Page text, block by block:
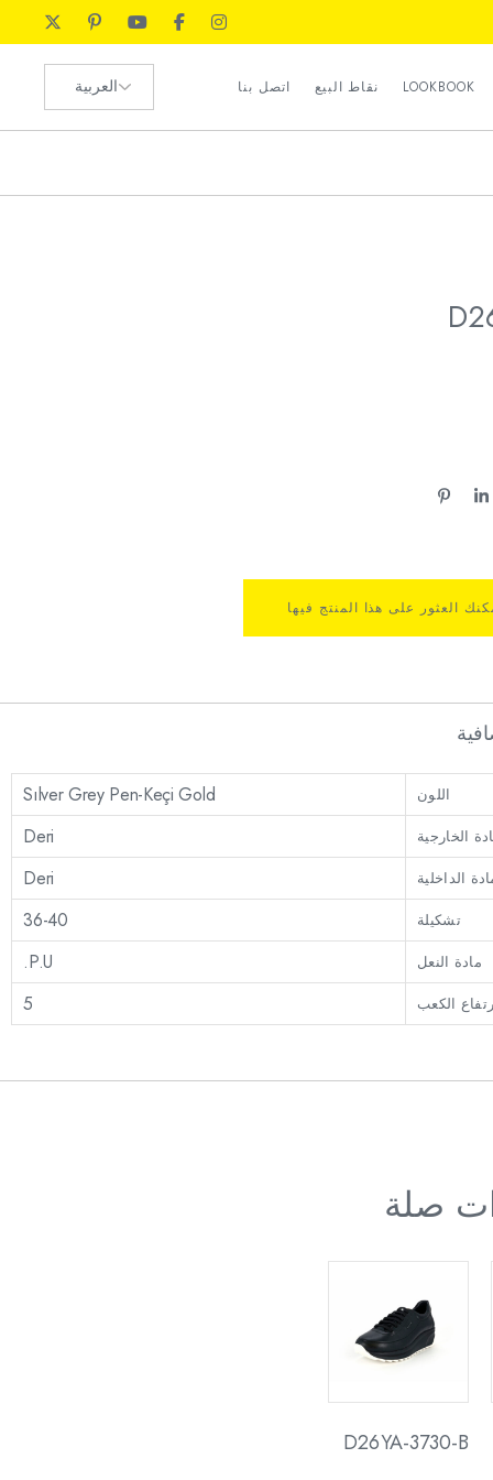
LOOKBOOK نقاط البيع اتصل بنا
اختر
رضا العملاء
الموارد البشرية
العثور على هذا المنتج فيها
اللون Sılver Grey Pen-Keçi Gold
الخارجية Deri
الداخلية Deri
تشكيلة 36-40
مادة النعل P.U.
الكعب 5
صلة
D26YA-3730-B